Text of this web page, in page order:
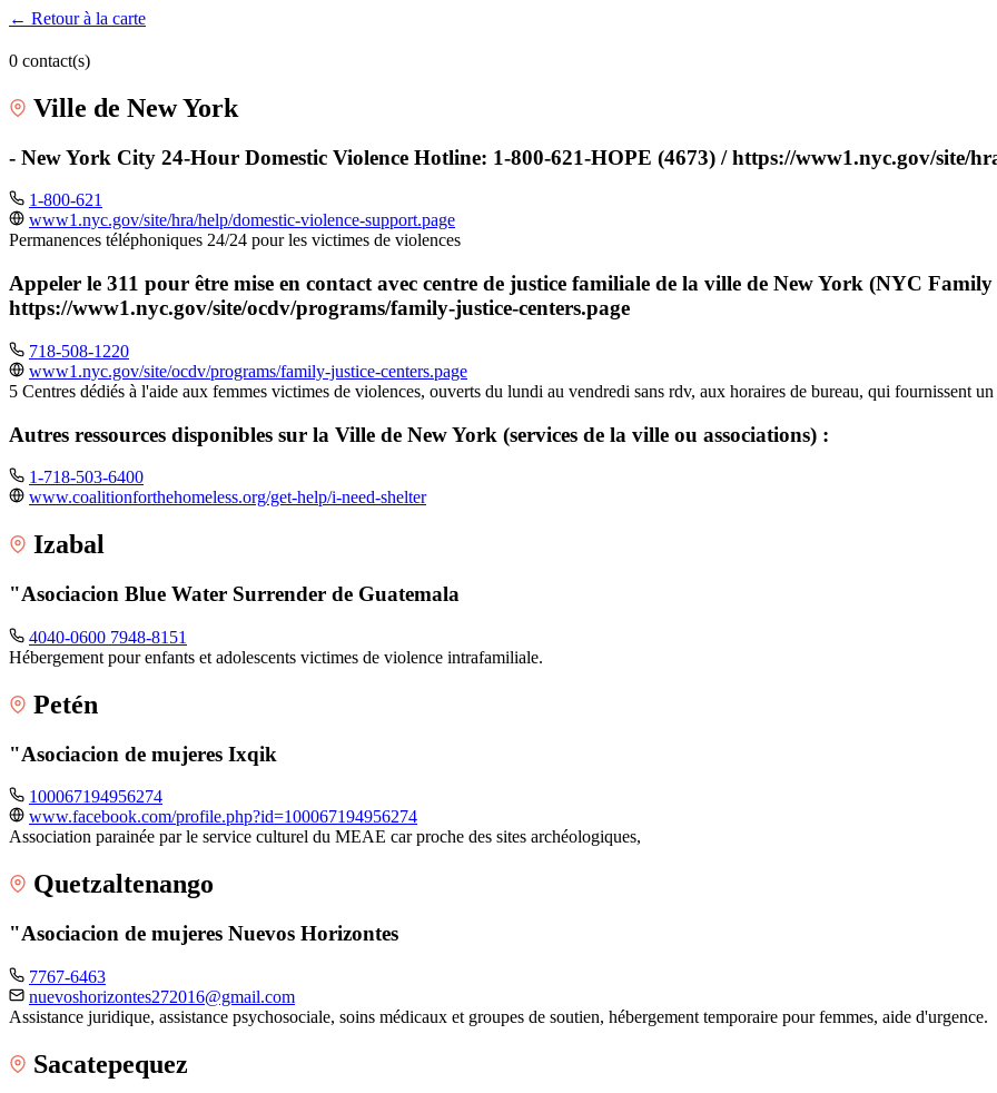
← Retour à la carte
0 contact(s)
Ville de New York
- New York City 24-Hour Domestic Violence Hotline: 1-800-621-HOPE (4673) / https://www1.nyc.gov/site/
1-800-621
www1.nyc.gov/site/hra/help/domestic-violence-support.page
Permanences téléphoniques 24/24 pour les victimes de violences
Appeler le 311 pour être mise en contact avec centre de justice familiale de la ville de New York (NYC
https://www1.nyc.gov/site/ocdv/programs/family-justice-centers.page
718-508-1220
www1.nyc.gov/site/ocdv/programs/family-justice-centers.page
5 Centres dédiés à l'aide aux femmes victimes de violences, ouverts du lundi au vendredi sans rdv, aux horaires de bureau, qui fournissent
Autres ressources disponibles sur la Ville de New York (services de la ville ou associations) :
1-718-503-6400
www.coalitionforthehomeless.org/get-help/i-need-shelter
Izabal
"Asociacion Blue Water Surrender de Guatemala
4040-0600 7948-8151
Hébergement pour enfants et adolescents victimes de violence intrafamiliale.
Petén
"Asociacion de mujeres Ixqik
100067194956274
www.facebook.com/profile.php?id=100067194956274
Association parainée par le service culturel du MEAE car proche des sites archéologiques,
Quetzaltenango
"Asociacion de mujeres Nuevos Horizontes
7767-6463
nuevoshorizontes272016@gmail.com
Assistance juridique, assistance psychosociale, soins médicaux et groupes de soutien, hébergement temporaire pour femmes, aide d'urgence.
Sacatepequez